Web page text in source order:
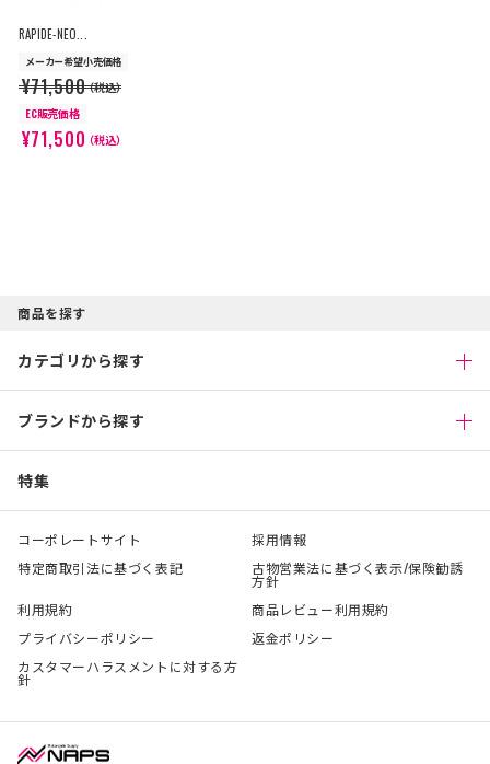
RAPIDE-NEO...
メーカー希望小売価格
¥71,500（税込）
EC販売価格
¥71,500（税込）
商品を探す
カテゴリから探す
ブランドから探す
特集
コーポレートサイト
採用情報
特定商取引法に基づく表記
古物営業法に基づく表示/保険勧誘
方針
利用規約
商品レビュー利用規約
プライバシーポリシー
返金ポリシー
カスタマーハラスメントに対する方
針